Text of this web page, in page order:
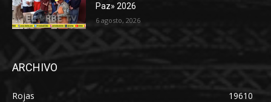
Paz» 2026
6 agosto, 2026
ARCHIVO
Rojas
19610